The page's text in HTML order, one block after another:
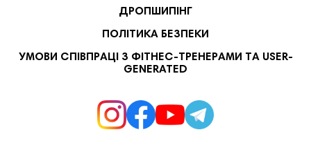
ДРОПШИПІНГ
ПОЛІТИКА БЕЗПЕКИ
УМОВИ СПІВПРАЦІ З ФІТНЕС-ТРЕНЕРАМИ ТА USER-
GENERATED